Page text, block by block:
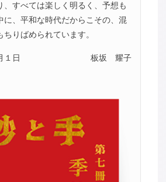
、すべては楽しく明るく、予想も
に、平和な時代だからこその、混
りばめられています。
１日 板坂 耀子